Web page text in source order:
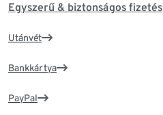
Egyszerű & biztonságos fizetés
Utánvét
Bankkártya
PayPal